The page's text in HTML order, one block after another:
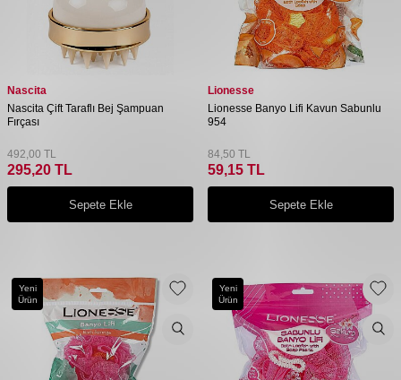
Nascita
Nascita Çift Taraflı Bej Şampuan
Fırçası
492,00 TL
295,20 TL
Sepete Ekle
Lionesse
Lionesse Banyo Lifi Kavun Sabunlu
954
84,50 TL
59,15 TL
Sepete Ekle
Yeni
Ürün
Yeni
Ürün